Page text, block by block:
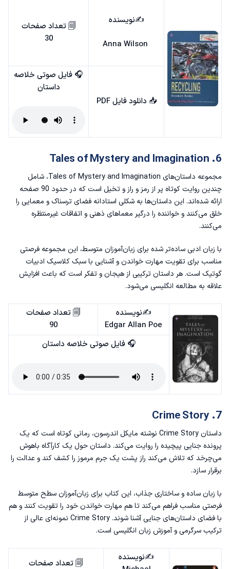
✍️نویسنده
🗐 تعداد صفحات
30
📥 دانلود فایل PDF
🎧 فایل صوتی خلاصه
داستان
6. Tales of Mystery and Imagination
مجموعه داستان‌های Tales of Mystery and Imagination، شامل
چندین روایت کوتاه پر از رمز و راز و تخیل است که در حدود 90 صفحه
ارائه شده‌اند. این داستان‌ها به شکلی استادانه فضای ترسناک و معمایی را
خلق می‌کنند و خواننده را درگیر معماهای ذهنی و اتفاقات غیرمنتظره
می‌کنند.
با زبان ادبی ساده‌تر شده برای زبان‌آموزان متوسط، این مجموعه فرصتی
مناسب برای تقویت مهارت خواندن و آشنایی با سبک کلاسیک ادبیات
گوتیک است. هر داستان ترکیبی از هیجان و تفکر است که باعث افزایش
علاقه به مطالعه انگلیسی می‌شود.
✍️نویسنده
Edgar Allan Poe
🗐 تعداد صفحات
90
🎧 فایل صوتی خلاصه داستان
7. Crime Story
داستان Crime Story نوشته مایکل اندرسون، رمانی کوتاه است که یک
پرونده جنایی پیچیده را روایت می‌کند. داستان حول یک کارآگاه باهوش
می‌چرخد که تلاش می‌کند راز پشت یک جرم مرموز را کشف کند و عدالت را
برقرار سازد.
با زبان ساده و ساختاری جذاب، این کتاب برای زبان‌آموزان سطح متوسط
فرصتی مناسب فراهم می‌کند تا هم مهارت خواندن خود را تقویت کنند و هم
با فضای داستان‌های جنایی آشنا شوند. Crime Story نمونه‌ای عالی از
ترکیب سرگرمی وآموزش زبان انگلیسی است.
✍️نویسنده
🗐 تعداد صفحات